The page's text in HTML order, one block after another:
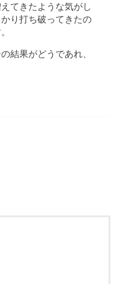
てきたような気がし
り打ち破ってきたの
結果がどうであれ、